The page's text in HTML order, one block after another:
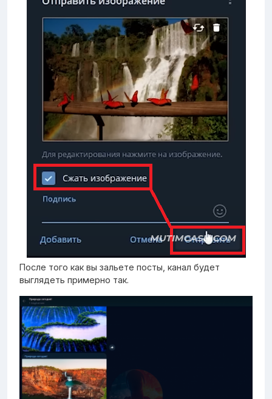
После того как вы зальете посты, канал будет
выглядеть примерно так.